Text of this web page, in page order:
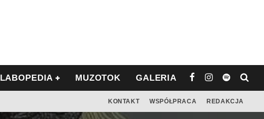
LABOPEDIA MUZOTOK GALERIA
KONTAKT WSPÓŁPRACA REDAKCJA